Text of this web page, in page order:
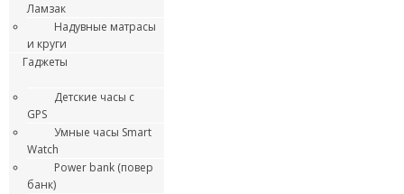
Ламзак
Надувные матрасы
и круги
Гаджеты
Детские часы с
GPS
Умные часы Smart
Watch
Power bank (повер
банк)